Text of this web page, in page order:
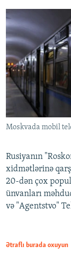
Moskvada mobil
Rusiyanın
xidmətlərinə
20-dən çox
ünvanları
və "Agentstvo"
Ətraflı burada oxuyun